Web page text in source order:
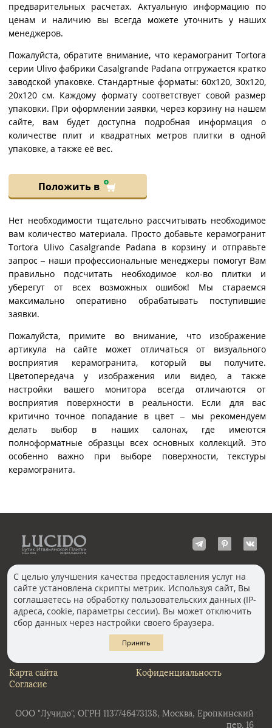
предварительных расчетах. Актуальную информацию по
ценам и наличию вы всегда можете уточнить у наших
менеджеров.
Пожалуйста, обратите внимание, что керамогранит Tortora
серии Ulivo фабрики Casalgrande Padana отгружается кратко
заводской упаковке. Стандартные форматы: 60x120, 30x120,
20x120 см. Каждому формату соответствует совой размер
упаковки. При оформлении заявки, через корзину на нашем
сайте, вам будет доступна подробная информация о
количестве плит и квадратных метров плитки в одной
упаковке, а также её вес.
Положить в
Нет необходимости тщательно рассчитывать необходимое
вам количество материала. Просто добавьте керамогранит
Tortora Ulivo Casalgrande Padana в корзину и отправьте
запрос – наши профессиональные менеджеры помогут Вам
правильно подсчитать необходимое кол-во плитки и
уберегут от всех возможных ошибок! Мы стараемся
максимально оперативно обрабатывать поступившие
заявки.
Пожалуйста, примите во внимание, что изображение
артикула на сайте может отличаться от визуального
восприятия керамогранита, который вы получите.
Цветопередача у изображения или видео, а также
настройки вашего монитора всегда отличаются от
восприятия поверхности в реальности. Если для вас
критично точное попадание в цвет – мы рекомендуем
делать выбор в наших салонах, где имеются
полноформатные образцы всех основных коллекций. Это
особенно важно при выборе поверхности, текстуры
керамогранита.
КОНТАКТЫ
Москва, Пречистенка
Волгоград
Екатеринбург
Казань
Новосибирск
Санкт-Петербург
Карта сайта
Кофиденциальность
Согласие
ООО "Лучидо", ОГРН 1137746473138, Москва, Еропкинский
пер. 16
С целью улучшения качества предоставления услуг на
сайте установлена скрипты метрик. Используя сайт, Вы
соглашаетесь на обработку пользовательских данных (IP-
адреса, cookie, параметры сессии). Вы может отключить
сбор данных через настройки своего браузера.
Принять